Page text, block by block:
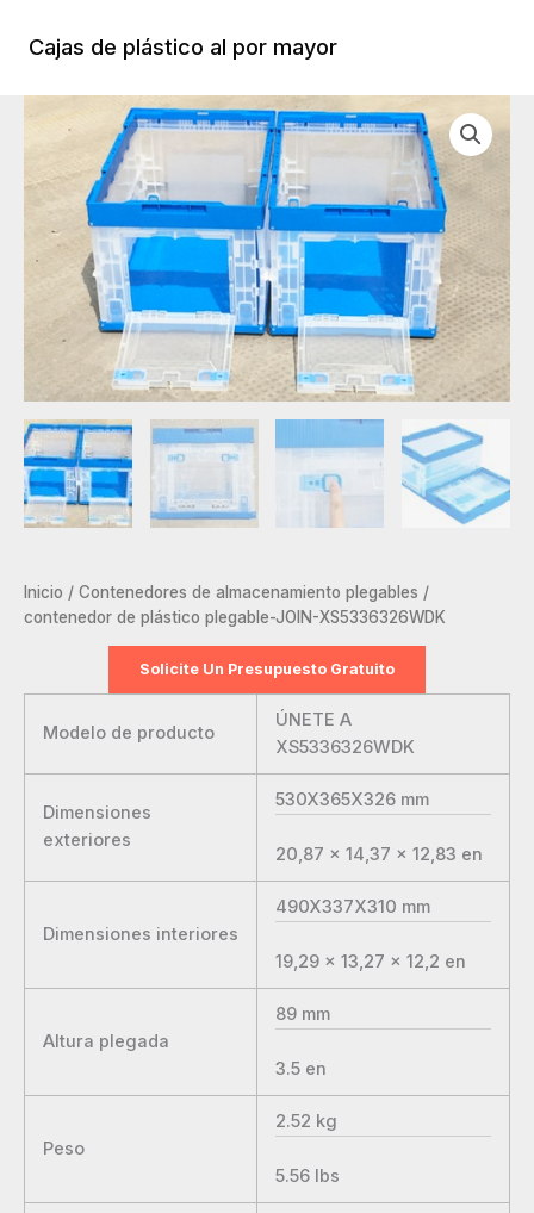
contenido
Cajas de plástico al por mayor
Inicio / Contenedores de almacenamiento plegables /
contenedor de plástico plegable-JOIN-XS5336326WDK
Solicite Un Presupuesto Gratuito
Modelo de producto
ÚNETE A
XS5336326WDK
Dimensiones
exteriores
530X365X326 mm
20,87 x 14,37 x 12,83 en
Dimensiones interiores
490X337X310 mm
19,29 x 13,27 x 12,2 en
Altura plegada
89 mm
3.5 en
Peso
2.52 kg
5.56 lbs